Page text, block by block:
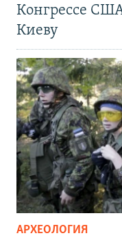
Конгрессе
Киеву
АРХЕОЛОГИЯ